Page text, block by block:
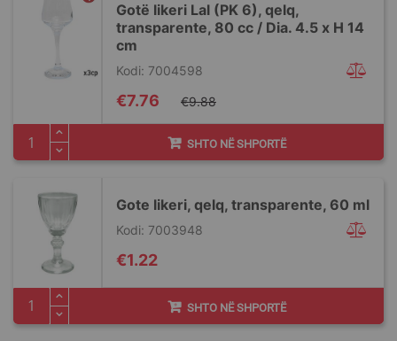
Gotë likeri Lal (PK 6), qelq,
transparente, 80 cc / Dia. 4.5 x H 14
cm
Kodi: 7004598
Special
Price
€7.76 €9.88
SHTO NË SHPORTË
Gote likeri, qelq, transparente, 60 ml
Kodi: 7003948
€1.22
SHTO NË SHPORTË